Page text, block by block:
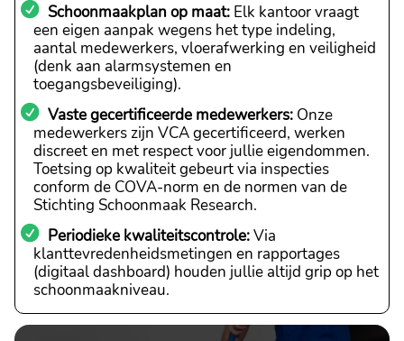
Schoonmaakplan op maat: Elk kantoor vraagt
een eigen aanpak wegens het type indeling,
aantal medewerkers, vloerafwerking en veiligheid
(denk aan alarmsystemen en
toegangsbeveiliging).
Vaste gecertificeerde medewerkers: Onze
medewerkers zijn VCA gecertificeerd, werken
discreet en met respect voor jullie eigendommen.
Toetsing op kwaliteit gebeurt via inspecties
conform de COVA-norm en de normen van de
Stichting Schoonmaak Research.
Periodieke kwaliteitscontrole:Via
klanttevredenheidsmetingen en rapportages
(digitaal dashboard) houden jullie altijd grip op het
schoonmaakniveau.